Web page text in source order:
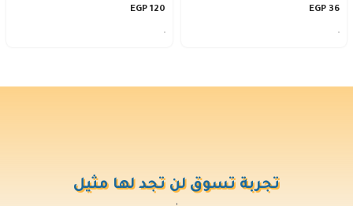
36
EGP
120
EGP
تجربة تسوق لن تجد لها مثيل